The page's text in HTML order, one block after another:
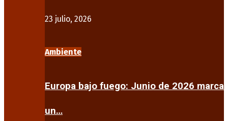
23 julio, 2026
Ambiente
Europa bajo fuego: Junio de 2026 marca
un…